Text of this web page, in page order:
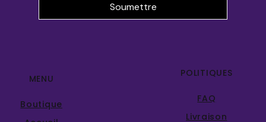
Soumettre
MENU
Boutique
POLITIQUES
FAQ
Livraison